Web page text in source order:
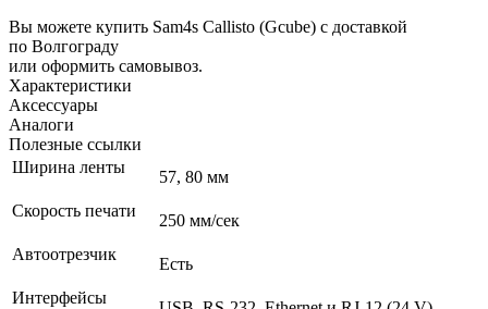
Вы можете купить Sam4s Callisto (Gcube) с доставкой
по Волгограду
или оформить самовывоз.
Характеристики
Аксессуары
Аналоги
Полезные ссылки
Ширина ленты
57, 80 мм
Скорость печати
250 мм/сек
Автоотрезчик
Есть
Интерфейсы